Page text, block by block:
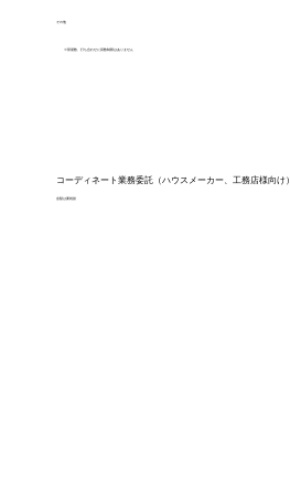
その他
※部屋数、打ち合わせに回数制限はありません
コーディネート業務委託（ハウスメーカー、工務店様向け）
金額は要相談